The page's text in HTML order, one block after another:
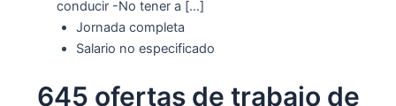
conducir -No tener a […]
Jornada completa
Salario no especificado
645 ofertas de trabajo de